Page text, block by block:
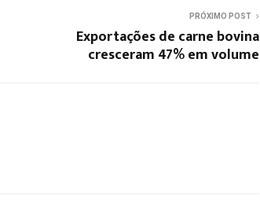
PRÓXIMO POST
Exportações de carne bovina
cresceram 47% em volume